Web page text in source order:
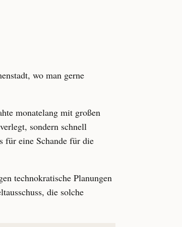
wo man gerne
monatelang mit großen
sondern schnell
für eine Schande für die
technokratische Planungen
die solche